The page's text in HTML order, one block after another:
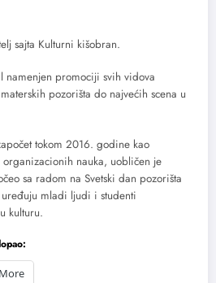
sajta Kulturni kišobran.
namenjen promociji svih vidova
pozorišta do najvećih scena u
tokom 2016. godine kao
nauka, uobličen je
sa radom na Svetski dan pozorišta
mladi ljudi i studenti
kulturu.
More